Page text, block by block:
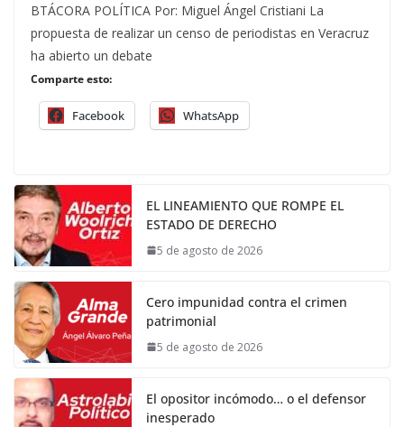
BTÁCORA POLÍTICA Por: Miguel Ángel Cristiani La
propuesta de realizar un censo de periodistas en Veracruz
ha abierto un debate
Comparte esto:
Facebook WhatsApp
EL LINEAMIENTO QUE ROMPE EL
ESTADO DE DERECHO
5 de agosto de 2026
Cero impunidad contra el crimen
patrimonial
5 de agosto de 2026
El opositor incómodo… o el defensor
inesperado